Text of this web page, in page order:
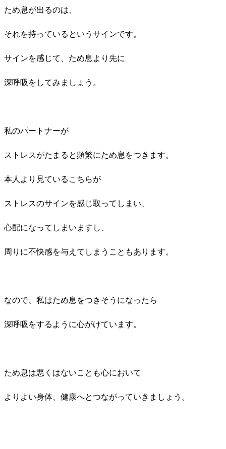
ため息が出るのは、
それを持っているというサインです。
サインを感じて、ため息より先に
深呼吸をしてみましょう。
私のパートナーが
ストレスがたまると頻繁にため息をつきます。
本人より見ているこちらが
ストレスのサインを感じ取ってしまい、
心配になってしまいますし、
周りに不快感を与えてしまうこともあります。
なので、私はため息をつきそうになったら
深呼吸をするように心がけています。
ため息は悪くはないことも心において
よりよい身体、健康へとつながっていきましょう。